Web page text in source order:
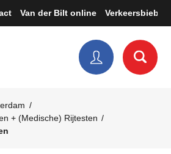
Van der Bilt online Verkeersbieb
+ (Medische) Rijtesten